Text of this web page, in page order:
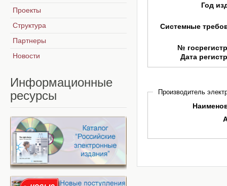
Год
Системные
№
Дата
Производитель
Проекты
Структура
Партнеры
Новости
Информационные
ресурсы